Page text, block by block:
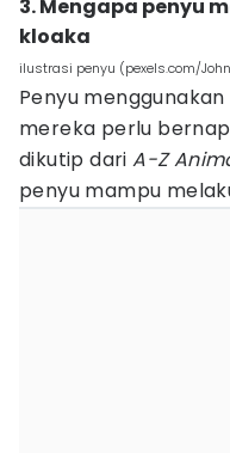
3. Mengapa penyu
kloaka
ilustrasi penyu (pexels.com/
Penyu
mereka perlu
dikutip dariA-Z
penyu mampu